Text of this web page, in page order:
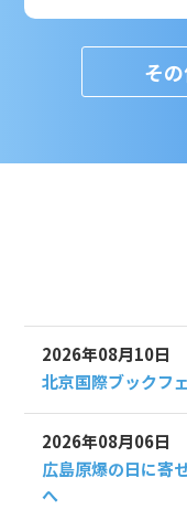
そ
2026年08月10日
北京国際ブックフ
2026年08月06日
広島原爆の日に寄
へ